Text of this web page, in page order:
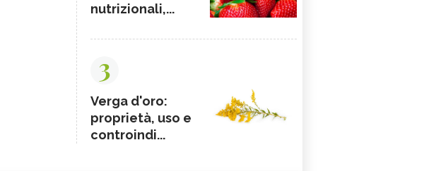
nutrizionali,...
3
Verga d'oro:
proprietà, uso e
controindi...